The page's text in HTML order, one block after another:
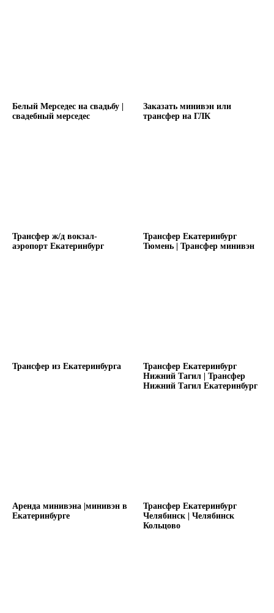
Белый Мерседес на свадьбу |
свадебный мерседес
Заказать минивэн или
трансфер на ГЛК
Трансфер ж/д вокзал-
аэропорт Екатеринбург
Трансфер Екатеринбург
Тюмень | Трансфер минивэн
Трансфер из Екатеринбурга
Трансфер Екатеринбург
Нижний Тагил | Трансфер
Нижний Тагил Екатеринбург
Аренда минивэна |минивэн в
Екатеринбурге
Трансфер Екатеринбург
Челябинск | Челябинск
Кольцово